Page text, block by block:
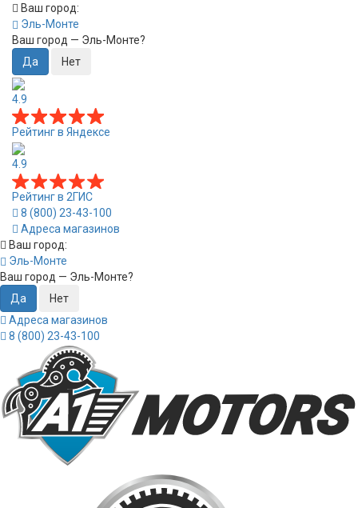
Ваш город:
Эль-Монте
Ваш город — Эль-Монте?
4.9
Рейтинг в Яндексе
4.9
Рейтинг в 2ГИС
8 (800) 23-43-100
Адреса магазинов
Ваш город:
Эль-Монте
Ваш город — Эль-Монте?
Адреса магазинов
8 (800) 23-43-100